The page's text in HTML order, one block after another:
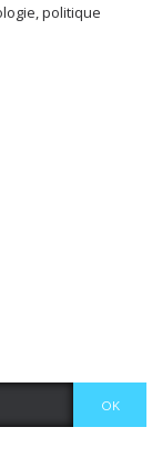
,politique